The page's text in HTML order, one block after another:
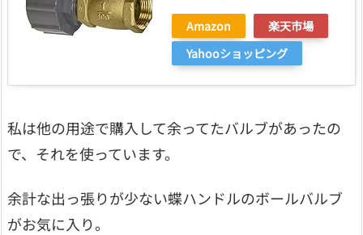
Amazon
楽天市場
Yahooショッピング
私は他の用途で購入して余ってたバルブがあったの
で、それを使っています。
余計な出っ張りが少ない蝶ハンドルのボールバルブ
がお気に入り。